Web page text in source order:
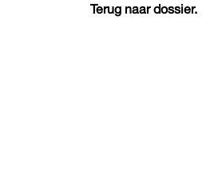
Terug naar dossier.